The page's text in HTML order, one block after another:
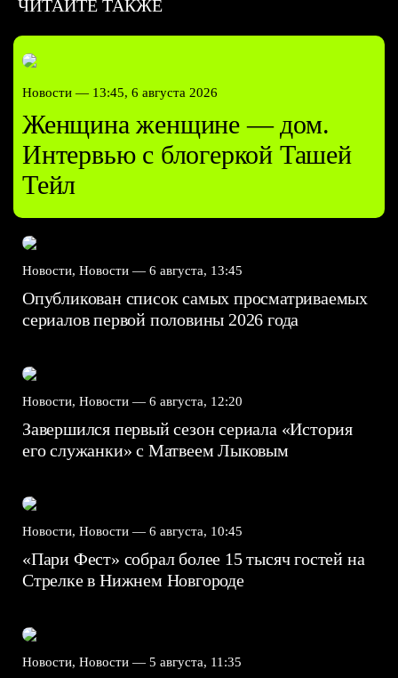
ЧИТАЙТЕ ТАКЖЕ
Новости — 13:45, 6 августа 2026
Женщина женщине — дом.
Интервью с блогеркой Ташей
Тейл
Новости, Новости — 6 августа, 13:45
Опубликован список самых просматриваемых
сериалов первой половины 2026 года
Новости, Новости — 6 августа, 12:20
Завершился первый сезон сериала «История
его служанки» с Матвеем Лыковым
Новости, Новости — 6 августа, 10:45
«Пари Фест» собрал более 15 тысяч гостей на
Стрелке в Нижнем Новгороде
Новости, Новости — 5 августа, 11:35